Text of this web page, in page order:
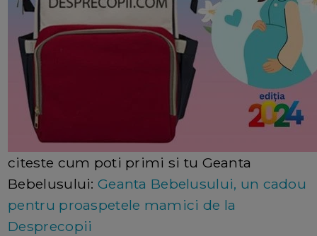
citeste cum poti primi si tu Geanta
Bebelusului: Geanta Bebelusului, un cadou
pentru proaspetele mamici de la
Desprecopii